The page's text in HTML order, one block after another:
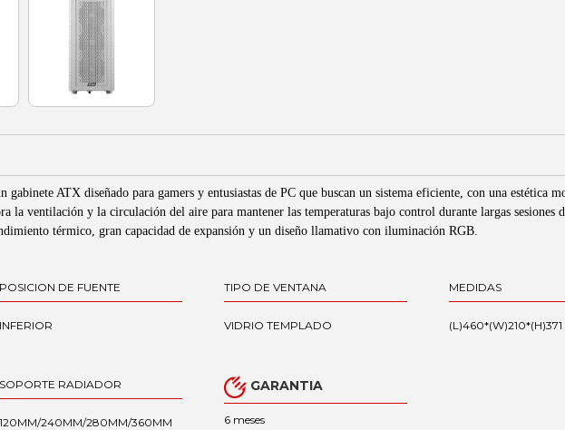
gabinete ATX diseñado para gamers y entusiastas de PC que buscan un sistema eficiente, con una estética
la ventilación y la circulación del aire para mantener las temperaturas bajo control durante largas
térmico, gran capacidad de expansión y un diseño llamativo con iluminación RGB.
POSICION DE FUENTE
INFERIOR
TIPO DE VENTANA
VIDRIO TEMPLADO
MEDIDAS
(L)460*(W)210*(H)371
SOPORTE RADIADOR
120MM/240MM/280MM/360MM
GARANTIA
6 meses